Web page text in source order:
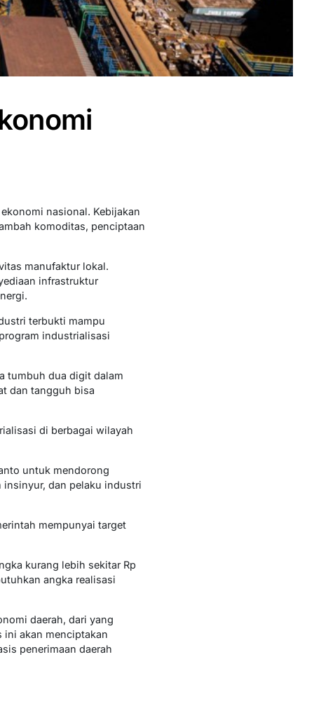
nasional. Kebijakan
komoditas, penciptaan
manufaktur lokal.
infrastruktur
terbukti mampu
industrialisasi
tumbuh dua digit dalam
dan tangguh bisa
di berbagai wilayah
untuk mendorong
insinyur, dan pelaku industri
mempunyai target
kurang lebih sekitar Rp
angka realisasi
daerah, dari yang
ini akan menciptakan
penerimaan daerah